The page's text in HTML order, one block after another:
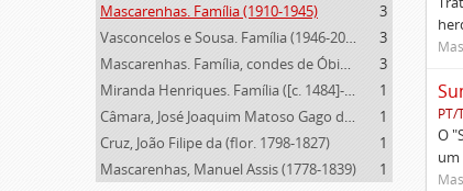
Mascarenhas. Família (1910-1945)
3
Vasconcelos e Sousa. Família (1946-2006)
3
Mascarenhas. Família, condes de Óbidos, Palma e Sabugal (1669-1910)
3
Miranda Henriques. Família ([c. 1484]-[c.1745])
1
Câmara, José Joaquim Matoso Gago da (1775-1864)
1
Cruz, João Filipe da (flor. 1798-1827)
1
Mascarenhas, Manuel Assis (1778-1839)
1
PT/
O
um